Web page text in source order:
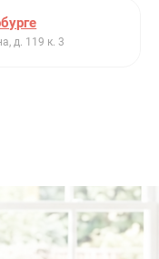
д. 119 к. 3